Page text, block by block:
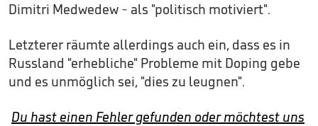
Dimitri Medwedew - als "politisch motiviert".
Letzterer räumte allerdings auch ein, dass es in
Russland "erhebliche" Probleme mit Doping gebe
und es unmöglich sei, "dies zu leugnen".
Du hast einen Fehler gefunden oder möchtest uns